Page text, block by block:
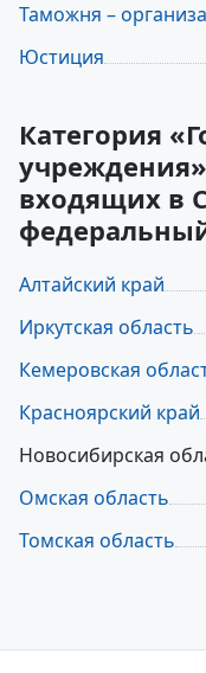
Таможня –
Юстиция
Категория
входящих в
Алтайский край
Иркутская область
Кемеровская
Красноярский край
Новосибирская
Омская область
Томская область